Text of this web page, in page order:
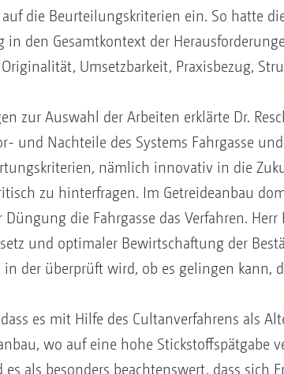
die Beurteilungskriterien ein. So hatte
in den Gesamtkontext der
Umsetzbarkeit, Praxisbezug,
zur Auswahl der Arbeiten erklärte Dr.
und Nachteile des Systems Fahrgasse
nämlich innovativ in die
zu hinterfragen. Im Getreideanbau
die Fahrgasse das Verfahren.
und optimaler Bewirtschaftung der
der überprüft wird, ob es gelingen kann,
es mit Hilfe des Cultanverfahrens als
wo auf eine hohe Stickstoffspätgabe
als besonders beachtenswert, dass sich